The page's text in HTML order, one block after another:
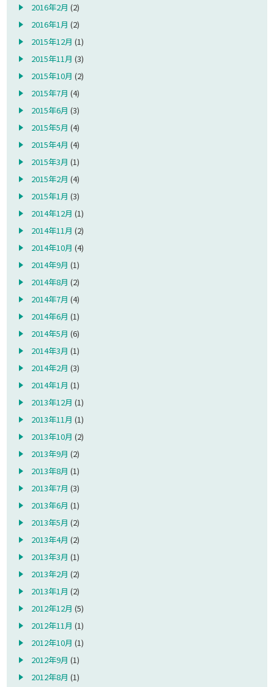
2016年2月 (2)
2016年1月 (2)
2015年12月 (1)
2015年11月 (3)
2015年10月 (2)
2015年7月 (4)
2015年6月 (3)
2015年5月 (4)
2015年4月 (4)
2015年3月 (1)
2015年2月 (4)
2015年1月 (3)
2014年12月 (1)
2014年11月 (2)
2014年10月 (4)
2014年9月 (1)
2014年8月 (2)
2014年7月 (4)
2014年6月 (1)
2014年5月 (6)
2014年3月 (1)
2014年2月 (3)
2014年1月 (1)
2013年12月 (1)
2013年11月 (1)
2013年10月 (2)
2013年9月 (2)
2013年8月 (1)
2013年7月 (3)
2013年6月 (1)
2013年5月 (2)
2013年4月 (2)
2013年3月 (1)
2013年2月 (2)
2013年1月 (2)
2012年12月 (5)
2012年11月 (1)
2012年10月 (1)
2012年9月 (1)
2012年8月 (1)